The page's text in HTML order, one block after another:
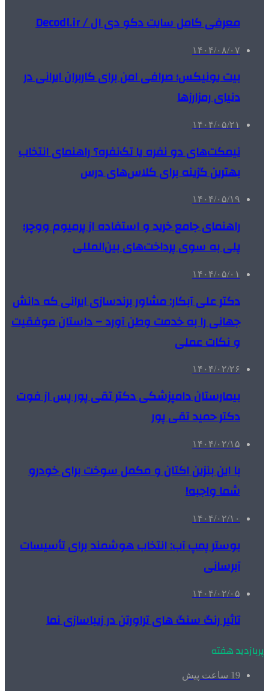
معرفی کامل سایت دکو دی ال / Decodl.ir
۱۴۰۴/۰۸/۰۷
بیت یونیکس؛ صرافی امن برای کاربران ایرانی در
دنیای رمزارزها
۱۴۰۴/۰۵/۲۱
نیمکت‌های دو نفره یا تک‌نفره؟ راهنمای انتخاب
بهترین گزینه برای کلاس‌های درس
۱۴۰۴/۰۵/۱۹
راهنمای جامع خرید و استفاده از پرمیوم ووچر؛
پلی به سوی پرداخت‌های بین‌المللی
۱۴۰۴/۰۵/۰۱
دکتر علی آبکار: مشاور برندسازی ایرانی که دانش
جهانی را به خدمت وطن آورد – داستان موفقیت
و نکات عملی
۱۴۰۴/۰۲/۲۶
بیمارستان دامپزشکی دکتر تقی پور پس از فوت
دکتر حمید تقی پور
۱۴۰۴/۰۲/۱۵
با این بنزین اکتان و مکمل سوخت برای خودرو
شما واجبه!
۱۴۰۴/۰۲/۱۰
بوستر پمپ آب: انتخاب هوشمند برای تأسیسات
آبرسانی
۱۴۰۴/۰۲/۰۵
تاثیر رنگ سنگ های تراورتن در زیباسازی نما
پربازدید هفته
19 ساعت پیش